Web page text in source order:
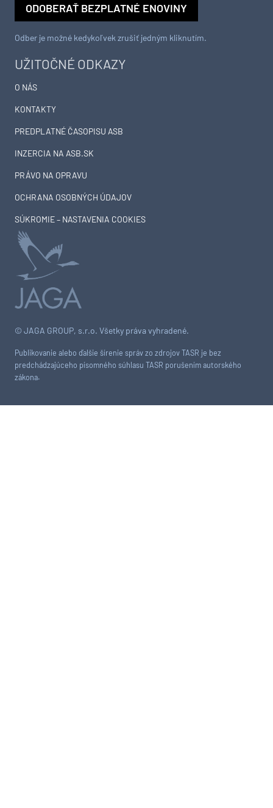
© JAGA GROUP, s.r.o. Všetky práva vyhradené.
Publikovanie alebo ďalšie šírenie správ zo zdrojov TASR je bez
predchádzajúceho písomného súhlasu TASR porušením autorského
zákona.
UŽITOČNÉ ODKAZY
O NÁS
KONTAKTY
PREDPLATNÉ ČASOPISU ASB
INZERCIA NA ASB.SK
PRÁVO NA OPRAVU
OCHRANA OSOBNÝCH ÚDAJOV
SÚKROMIE – NASTAVENIA COOKIES
ODOBERAŤ BEZPLATNÉ ENOVINY
Odber je možné kedykoľvek zrušiť jedným kliknutím.